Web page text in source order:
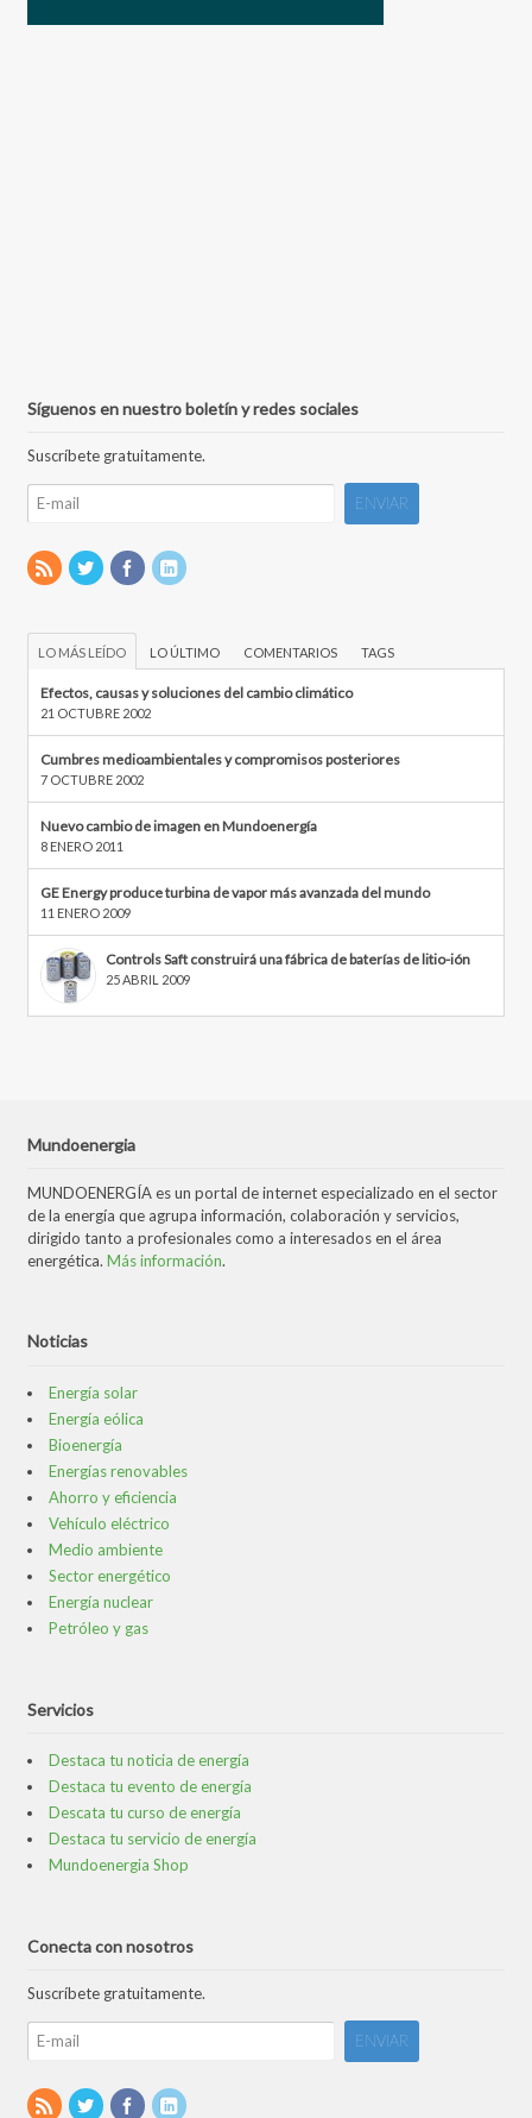
Síguenos en nuestro boletín y redes sociales
Suscríbete gratuitamente.
LO MÁS LEÍDO LO ÚLTIMO COMENTARIOS TAGS
Efectos, causas y soluciones del cambio climático
21 OCTUBRE 2002
Cumbres medioambientales y compromisos posteriores
7 OCTUBRE 2002
Nuevo cambio de imagen en Mundoenergía
8 ENERO 2011
GE Energy produce turbina de vapor más avanzada del mundo
11 ENERO 2009
Controls Saft construirá una fábrica de baterías de litio-ión
25 ABRIL 2009
Mundoenergia
MUNDOENERGÍA es un portal de internet especializado en el sector
de la energía que agrupa información, colaboración y servicios,
dirigido tanto a profesionales como a interesados en el área
energética. Más información.
Noticias
Energía solar
Energía eólica
Bioenergía
Energías renovables
Ahorro y eficiencia
Vehículo eléctrico
Medio ambiente
Sector energético
Energía nuclear
Petróleo y gas
Servicios
Destaca tu noticia de energía
Destaca tu evento de energía
Descata tu curso de energía
Destaca tu servicio de energía
Mundoenergia Shop
Conecta con nosotros
Suscríbete gratuitamente.